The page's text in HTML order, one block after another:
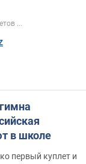
...
в школе
первый куплет и